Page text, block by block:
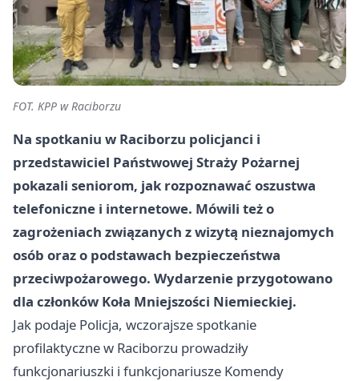
FOT. KPP w Raciborzu
Na spotkaniu w Raciborzu policjanci i
przedstawiciel Państwowej Straży Pożarnej
pokazali seniorom, jak rozpoznawać oszustwa
telefoniczne i internetowe. Mówili też o
zagrożeniach związanych z wizytą nieznajomych
osób oraz o podstawach bezpieczeństwa
przeciwpożarowego. Wydarzenie przygotowano
dla członków Koła Mniejszości Niemieckiej.
Jak podaje Policja, wczorajsze spotkanie
profilaktyczne w Raciborzu prowadziły
funkcjonariuszki i funkcjonariusze Komendy